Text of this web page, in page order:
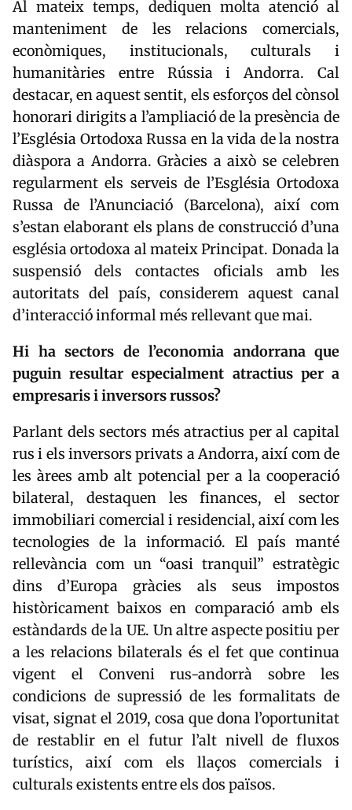
Al mateix temps, dediquen molta atenció al
manteniment de les relacions comercials,
econòmiques, institucionals, culturals i
humanitàries entre Rússia i Andorra. Cal
destacar, en aquest sentit, els esforços del cònsol
honorari dirigits a l’ampliació de la presència de
l’Església Ortodoxa Russa en la vida de la nostra
diàspora a Andorra. Gràcies a això se celebren
regularment els serveis de l’Església Ortodoxa
Russa de l’Anunciació (Barcelona), així com
s’estan elaborant els plans de construcció d’una
església ortodoxa al mateix Principat. Donada la
suspensió dels contactes oficials amb les
autoritats del país, considerem aquest canal
d’interacció informal més rellevant que mai.
Hi ha sectors de l’economia andorrana que
puguin resultar especialment atractius per a
empresaris i inversors russos?
Parlant dels sectors més atractius per al capital
rus i els inversors privats a Andorra, així com de
les àrees amb alt potencial per a la cooperació
bilateral, destaquen les finances, el sector
immobiliari comercial i residencial, així com les
tecnologies de la informació. El país manté
rellevància com un “oasi tranquil” estratègic
dins d’Europa gràcies als seus impostos
històricament baixos en comparació amb els
estàndards de la UE. Un altre aspecte positiu per
a les relacions bilaterals és el fet que continua
vigent el Conveni rus-andorrà sobre les
condicions de supressió de les formalitats de
visat, signat el 2019, cosa que dona l’oportunitat
de restablir en el futur l’alt nivell de fluxos
turístics, així com els llaços comercials i
culturals existents entre els dos països.